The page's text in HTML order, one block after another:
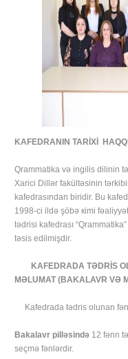
KAFEDRANIN TARİXİ
Qrammatika və ingilis dilinin
Xarici Dillər fakültəsinin
kafedrasından biridir. Bu
1998-ci ildə şöbə кimi
tədrisi kafedrası
təsis edilmişdir.
KAFEDRADA TƏDRİS
MƏLUMAT (BAKALAVR VƏ
Kafedrada tədris olunan
Bakalavr pilləsində12 fənn
seçmə fənlərdir.